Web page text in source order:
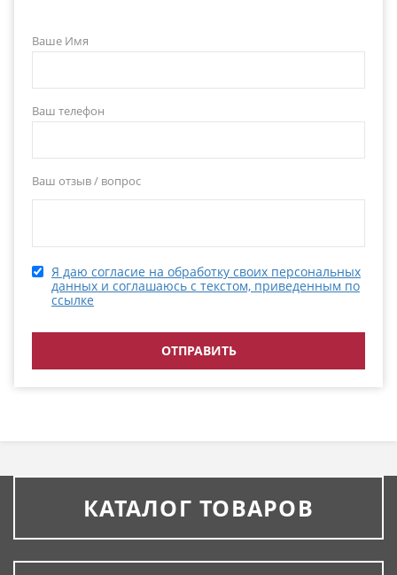
Ваше Имя
Ваш телефон
Ваш отзыв / вопрос
Я даю согласие на обработку своих персональных
данных и соглашаюсь с текстом, приведенным по
ссылке
КАТАЛОГ ТОВАРОВ